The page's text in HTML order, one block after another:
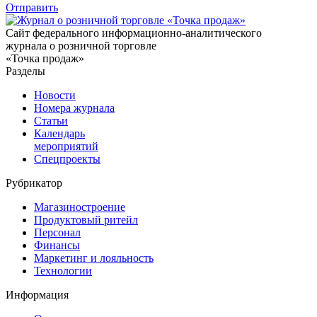
Отправить
Сайт федерального информационно-аналитического
журнала о розничной торговле
«Точка продаж»
Разделы
Новости
Номера журнала
Статьи
Календарь
мероприятий
Спецпроекты
Рубрикатор
Магазиностроение
Продуктовый ритейл
Персонал
Финансы
Маркетинг и лояльность
Технологии
Информация